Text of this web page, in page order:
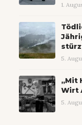
1.
5.
„Mit
Wirt
5.